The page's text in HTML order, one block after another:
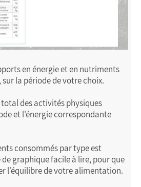
en énergie et en nutriments
la période de votre choix.
des activités physiques
et l'énergie correspondante
consommés par type est
graphique facile à lire, pour que
l'équilibre de votre alimentation.